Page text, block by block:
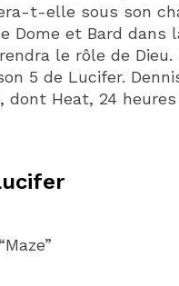
t-elle sous son
Dome et Bard dans
le rôle de
5 de Lucifer.
Heat, 24